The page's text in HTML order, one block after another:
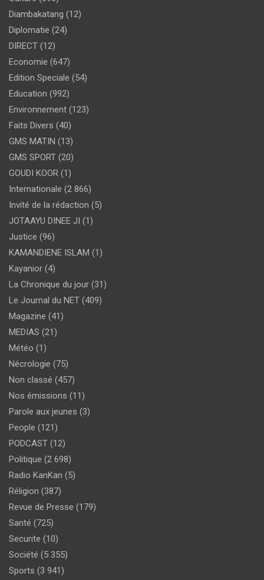
Diambakatang (12)
Diplomatie (24)
DIRECT (12)
Economie (647)
Edition Speciale (54)
Education (992)
Environnement (123)
Faits Divers (40)
GMS MATIN (13)
GMS SPORT (20)
GOUDI KOOR (1)
Internationale (2 866)
Invité de la rédaction (5)
JOTAAYU DINEE JI (1)
Justice (96)
KAMANDIENE ISLAM (1)
Kayanior (4)
La Chronique du jour (31)
Le Journal du NET (409)
Magazine (41)
MEDIAS (21)
Météo (1)
Nécrologie (75)
Non classé (457)
Nos émissions (11)
Parole aux jeunes (3)
People (121)
PODCAST (12)
Politique (2 698)
Radio KanKan (5)
Réligion (387)
Revue de Presse (179)
Santé (725)
Securite (10)
Société (5 355)
Sports (3 941)